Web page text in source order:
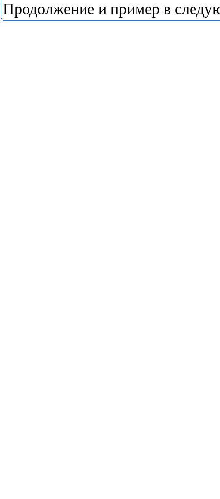
Продолжение и пример в